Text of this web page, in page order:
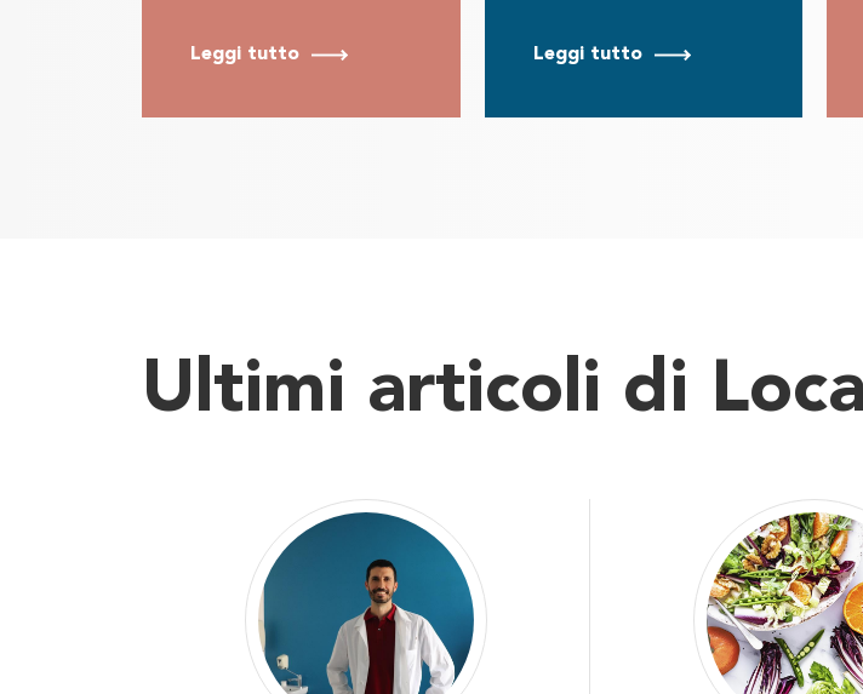
Leggi tutto Leggi tutto
Ultimi articoli di